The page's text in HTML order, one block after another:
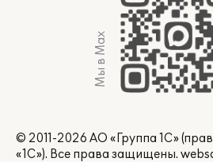
Мы в Max
© 2011-2026 АО «Группа 1С»
«1С»). Все права защищены.